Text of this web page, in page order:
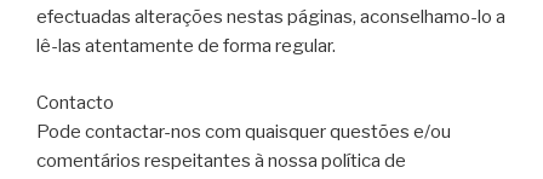
efectuadas alterações nestas páginas, aconselhamo-lo a
lê-las atentamente de forma regular.
Contacto
Pode contactar-nos com quaisquer questões e/ou
comentários respeitantes à nossa política de